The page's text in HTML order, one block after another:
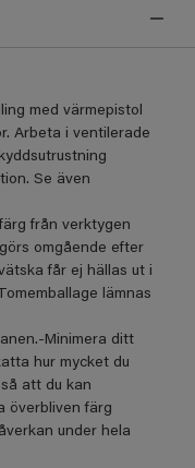
med värmepistol
Arbeta i ventilerade
Se även
från verktygen
omgående efter
får ej hällas ut i
lämnas
Minimera ditt
hur mycket du
att du kan
överbliven färg
under hela